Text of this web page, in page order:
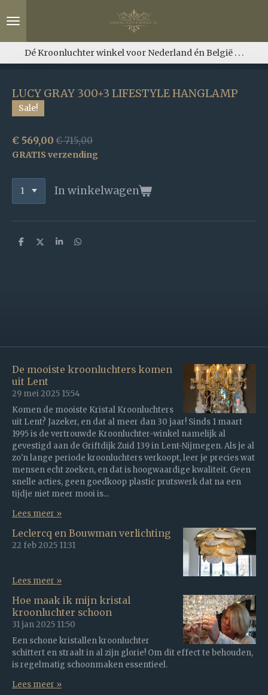
direct
hoofdinhoud
Dé Kroonluchter winkel voor Nederland én België . . .
LUCY GRAY 300+3 LIFESTYLE HANGLAMP
Sale!
€ 569,00 € 715,00
GRATIS verzending
In winkelwagen
D
D
S
D
De mooiste kroonluchters komen
uit Lent
29 mei 2025 15:54
Komen de mooiste Kristal Kroonluchters
uit Lent? Jazeker, en dat al meer dan 30 jaar! Sinds 1 maart
1995 is de vertrouwde Kroonluchter-winkel namelijk al
gevestigd aan de Griftdijk Zuid 139 in Lent-Nijmegen. Als je al
zo'n lange periode kroonluchters verkoopt, leer je precies wat
mensen echt zoeken, en dat is hoogwaardige kwaliteit. Geen
snelle acties, geen goedkoop plastic prutswerk dat na een
tijdje niet meer mooi is...
Lees meer »
Leclercq en Bouwman verlichting
22 feb 2025 11:31
Lees meer »
Hoe maak ik mijn kristal
kroonluchter schoon
31 jan 2025 11:50
Een schone kristallen kroonluchter
schittert en straalt in al zijn glorie! Om dit effect te behouden,
is regelmatig schoonmaken essentieel.
Lees meer »